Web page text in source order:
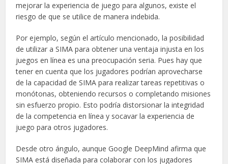
mejorar la experiencia de juego para algunos, existe el
riesgo de que se utilice de manera indebida.
Por ejemplo, según el artículo mencionado, la posibilidad
de utilizar a SIMA para obtener una ventaja injusta en los
juegos en línea es una preocupación seria. Pues hay que
tener en cuenta que los jugadores podrían aprovecharse
de la capacidad de SIMA para realizar tareas repetitivas o
monótonas, obteniendo recursos o completando misiones
sin esfuerzo propio. Esto podría distorsionar la integridad
de la competencia en línea y socavar la experiencia de
juego para otros jugadores.
Desde otro ángulo, aunque Google DeepMind afirma que
SIMA está diseñada para colaborar con los jugadores